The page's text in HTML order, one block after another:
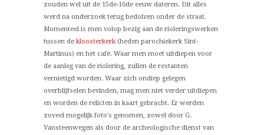
zouden wel uit de 15de-16de eeuw dateren. Dit alles
werd na onderzoek terug bedolven onder de straat.
Momenteel is men volop bezig aan de rioleringswerken
tussen de kloosterkerk(heden parochiekerk Sint-
Martinus) en het café. Waar men moet uitdiepen voor
de aanleg van de riolering, zullen de restanten
vernietigd worden. Waar zich ondiep gelegen
overblijfselen bevinden, mag men niet verder uitdiepen
en worden de relicten in kaart gebracht. Er werden
zoveel mogelijk foto's genomen, zowel door G.
Vansteenwegen als door de archeologische dienst van